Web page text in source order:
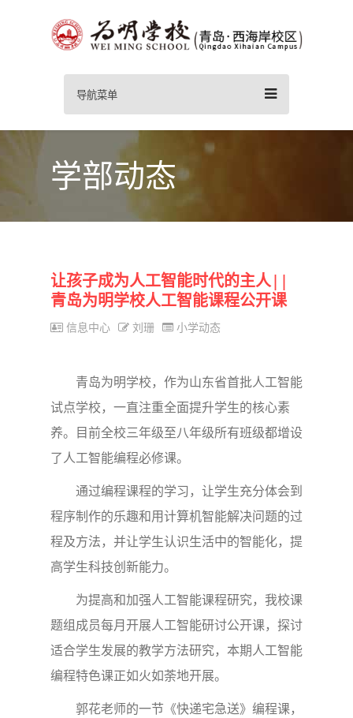
导航菜单
学部动态
让孩子成为人工智能时代的主人||
青岛为明学校人工智能课程公开课
信息中心 刘珊 小学动态
青岛为明学校，作为山东省首批人工智能
试点学校，一直注重全面提升学生的核心素
养。目前全校三年级至八年级所有班级都增设
了人工智能编程必修课。
通过编程课程的学习，让学生充分体会到
程序制作的乐趣和用计算机智能解决问题的过
程及方法，并让学生认识生活中的智能化，提
高学生科技创新能力。
为提高和加强人工智能课程研究，我校课
题组成员每月开展人工智能研讨公开课，探讨
适合学生发展的教学方法研究，本期人工智能
编程特色课正如火如荼地开展。
郭花老师的一节《快递宅急送》编程课，